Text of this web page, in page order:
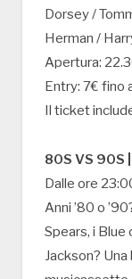
Dorsey /
Herman /
Apertura:
Entry: 7€ fino
Il ticket
80S VS 90S
Dalle ore
Anni ’80 o
Spears, i Blue
Jackson?